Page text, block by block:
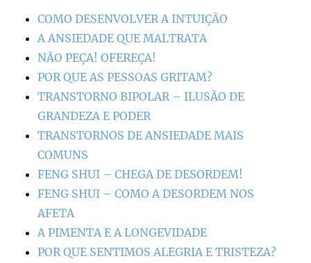
COMO DESENVOLVER A INTUIÇÃO
A ANSIEDADE QUE MALTRATA
NÃO PEÇA! OFEREÇA!
POR QUE AS PESSOAS GRITAM?
TRANSTORNO BIPOLAR – ILUSÃO DE
GRANDEZA E PODER
TRANSTORNOS DE ANSIEDADE MAIS
COMUNS
FENG SHUI – CHEGA DE DESORDEM!
FENG SHUI – COMO A DESORDEM NOS
AFETA
A PIMENTA E A LONGEVIDADE
POR QUE SENTIMOS ALEGRIA E TRISTEZA?